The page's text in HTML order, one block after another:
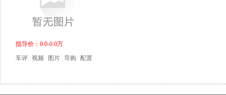
指导价：0.0-0.0万
车评 视频 图片 导购 配置